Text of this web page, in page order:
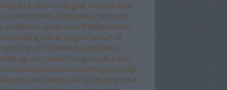
a cikkmarketingnek köszönhetően
menedzsment - Top tippek és tanácsok
élte túl a vállalkozása Webfejlesztés és
nélkül? Hogyan fejlesztheti
Hogyan frissítheted az ajtó ablak
egyszerű módon Hogyan juthat el jó
mindennapi cikkekre online Hogyan kezelje
a középkorú válságot Hogyan lehet